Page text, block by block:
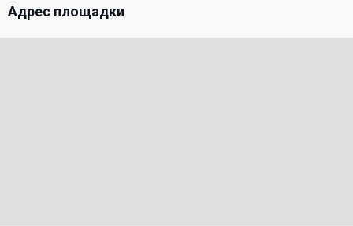
Адрес площадки